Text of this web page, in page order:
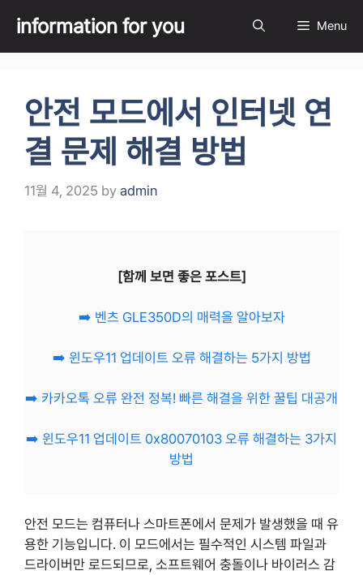
content
information for you Menu
안전 모드에서 인터넷 연
결 문제 해결 방법
11월 4, 2025 by admin
[함께 보면 좋은 포스트]
➡️ 벤츠 GLE350D의 매력을 알아보자
➡️ 윈도우11 업데이트 오류 해결하는 5가지 방법
➡️ 카카오톡 오류 완전 정복! 빠른 해결을 위한 꿀팁 대공개
➡️ 윈도우11 업데이트 0x80070103 오류 해결하는 3가지
방법
안전 모드는 컴퓨터나 스마트폰에서 문제가 발생했을 때 유
용한 기능입니다. 이 모드에서는 필수적인 시스템 파일과
드라이버만 로드되므로, 소프트웨어 충돌이나 바이러스 감